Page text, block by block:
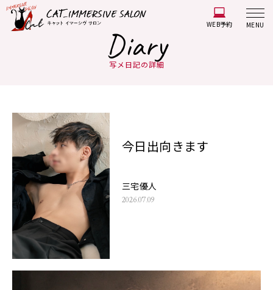
WEB予約 MENU
Diary
写メ日記の詳細
今日出向きます
三宅優人
2026.07.09